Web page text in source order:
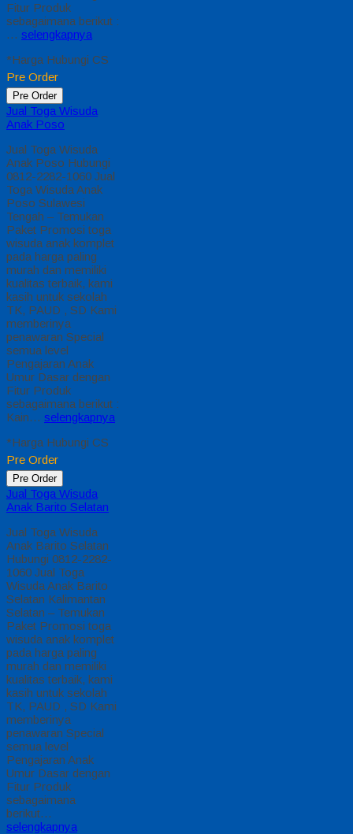
Fitur Produk
sebagaimana berikut :
… selengkapnya
*Harga Hubungi CS
Pre Order
Pre Order
Jual Toga Wisuda
Anak Poso
Jual Toga Wisuda
Anak Poso Hubungi
0812-2282-1060 Jual
Toga Wisuda Anak
Poso Sulawesi
Tengah – Temukan
Paket Promosi toga
wisuda anak komplet
pada harga paling
murah dan memiliki
kualitas terbaik, kami
kasih untuk sekolah
TK, PAUD , SD Kami
memberinya
penawaran Special
semua level
Pengajaran Anak
Umur Dasar dengan
Fitur Produk
sebagaimana berikut :
Kain… selengkapnya
*Harga Hubungi CS
Pre Order
Pre Order
Jual Toga Wisuda
Anak Barito Selatan
Jual Toga Wisuda
Anak Barito Selatan
Hubungi 0812-2282-
1060 Jual Toga
Wisuda Anak Barito
Selatan Kalimantan
Selatan – Temukan
Paket Promosi toga
wisuda anak komplet
pada harga paling
murah dan memiliki
kualitas terbaik, kami
kasih untuk sekolah
TK, PAUD , SD Kami
memberinya
penawaran Special
semua level
Pengajaran Anak
Umur Dasar dengan
Fitur Produk
sebagaimana
berikut…
selengkapnya